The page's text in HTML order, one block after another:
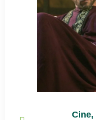
Cine,